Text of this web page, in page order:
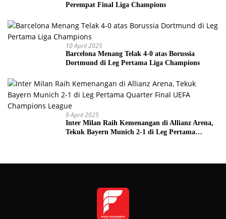
Perempat Final Liga Champions
10 April 2025
Barcelona Menang Telak 4-0 atas Borussia
Dortmund di Leg Pertama Liga Champions
9 April 2025
Inter Milan Raih Kemenangan di Allianz Arena,
Tekuk Bayern Munich 2-1 di Leg Pertama